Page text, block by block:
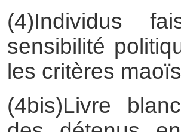
(4)Individus
sensibilité
les critères
(4bis)Livre